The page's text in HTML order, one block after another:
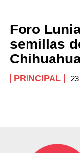
Foro
semillas
PRINCIPAL